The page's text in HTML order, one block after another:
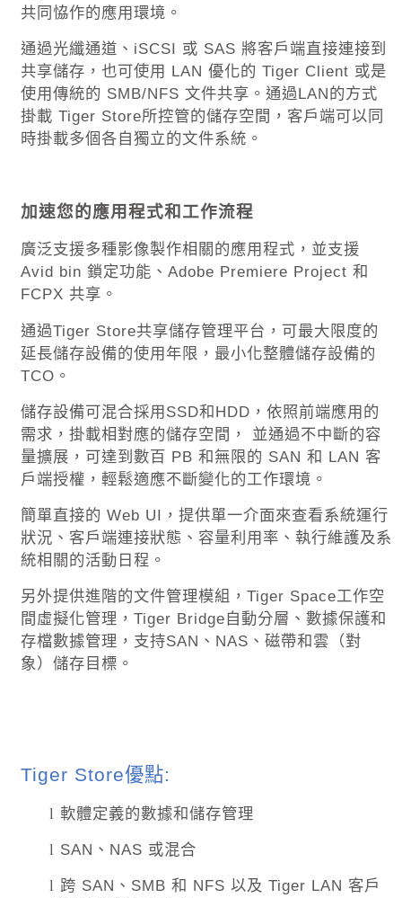
共同恊作的應用環境。
通過光纖通道、 iSCSI 或 SAS 將客戶端直接連接到
共享儲存，也可使用 LAN 優化的 Tiger Client 或是
使用傳統的 SMB/NFS 文件共享。通過LAN的方式
掛載 Tiger Store所控管的儲存空間，客戶端可以同
時掛載多個各自獨立的文件系統。
加速您的應用程式和工作流程
廣泛支援多種影像製作相關的應用程式，並支援
Avid bin 鎖定功能、 Adobe Premiere Project 和
FCPX 共享。
通過Tiger Store共享儲存管理平台，可最大限度的
延長儲存設備的使用年限，最小化整體儲存設備的
TCO 。
儲存設備可混合採用SSD和HDD ，依照前端應用的
需求，掛載相對應的儲存空間， 並通過不中斷的容
量擴展，可達到數百 PB 和無限的 SAN 和 LAN 客
戶端授權，輕鬆適應不斷變化的工作環境。
簡單直接的 Web UI ，提供單一介面來查看系統運行
狀況、客戶端連接狀態、容量利用率、執行維護及系
統相關的活動日程。
另外提供進階的文件管理模組， Tiger Space工作空
間虛擬化管理， Tiger Bridge自動分層、數據保護和
存檔數據管理，支持SAN 、 NAS 、磁帶和雲（對
象）儲存目標。
Tiger Store優點:
l 軟體定義的數據和儲存管理
l SAN 、 NAS 或混合
l 跨 SAN 、 SMB 和 NFS 以及 Tiger LAN 客戶